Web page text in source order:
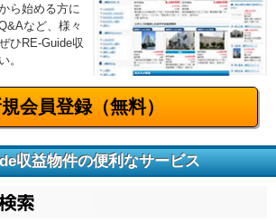
ら始める方に
など、様々
ひRE-Guide収
。
会員登録（無料）
収益物件の便利なサービス